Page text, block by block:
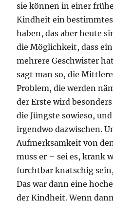
sie können in einer
Kindheit ein
haben, das aber heute
die Möglichkeit, dass
mehrere Geschwister
sagt man so, die
Problem, die werden
der Erste wird
die Jüngste sowieso,
irgendwo dazwischen.
Aufmerksamkeit von
muss er – sei es, krank
furchtbar knatschig
Das war dann eine
der Kindheit. Wenn